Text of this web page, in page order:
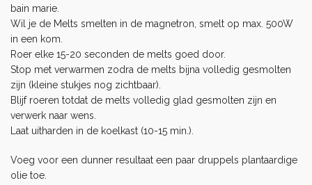
bain marie.
Wil je de Melts smelten in de magnetron, smelt op max. 500W
in een kom.
Roer elke 15-20 seconden de melts goed door.
Stop met verwarmen zodra de melts bijna volledig gesmolten
zijn (kleine stukjes nog zichtbaar).
Blijf roeren totdat de melts volledig glad gesmolten zijn en
verwerk naar wens.
Laat uitharden in de koelkast (10-15 min.).
Voeg voor een dunner resultaat een paar druppels plantaardige
olie toe.